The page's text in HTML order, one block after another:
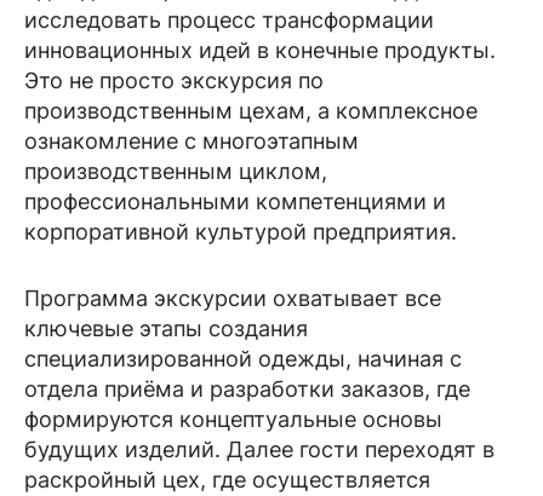
исследовать процесс трансформации
инновационных идей в конечные продукты.
Это не просто экскурсия по
производственным цехам, а комплексное
ознакомление с многоэтапным
производственным циклом,
профессиональными компетенциями и
корпоративной культурой предприятия.
Программа экскурсии охватывает все
ключевые этапы создания
специализированной одежды, начиная с
отдела приёма и разработки заказов, где
формируются концептуальные основы
будущих изделий. Далее гости переходят в
раскройный цех, где осуществляется